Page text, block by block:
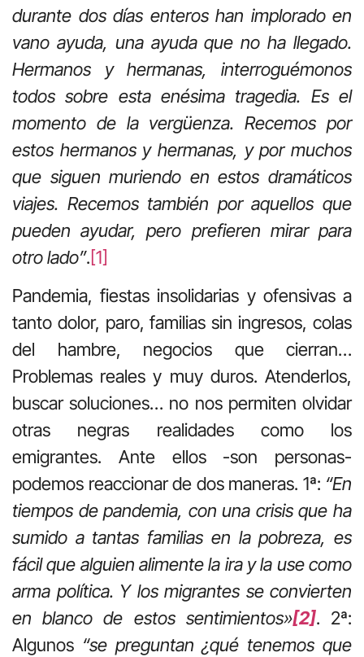
durante dos días enteros han implorado en
vano ayuda, una ayuda que no ha llegado.
Hermanos y hermanas, interroguémonos
todos sobre esta enésima tragedia. Es el
momento de la vergüenza. Recemos por
estos hermanos y hermanas, y por muchos
que siguen muriendo en estos dramáticos
viajes. Recemos también por aquellos que
pueden ayudar, pero prefieren mirar para
otro lado”.[1]
Pandemia, fiestas insolidarias y ofensivas a
tanto dolor, paro, familias sin ingresos, colas
del hambre, negocios que cierran…
Problemas reales y muy duros. Atenderlos,
buscar soluciones… no nos permiten olvidar
otras negras realidades como los
emigrantes. Ante ellos -son personas-
podemos reaccionar de dos maneras. 1ª: “En
tiempos de pandemia, con una crisis que ha
sumido a tantas familias en la pobreza, es
fácil que alguien alimente la ira y la use como
arma política. Y los migrantes se convierten
en blanco de estos sentimientos»[2]. 2ª:
Algunos “se preguntan ¿qué tenemos que